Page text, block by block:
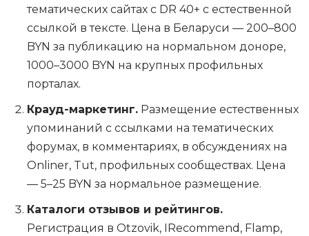
тематических сайтах с DR 40+ с естественной
ссылкой в тексте. Цена в Беларуси — 200–800
BYN за публикацию на нормальном доноре,
1000–3000 BYN на крупных профильных
порталах.
Крауд-маркетинг. Размещение естественных
упоминаний с ссылками на тематических
форумах, в комментариях, в обсуждениях на
Onliner, Tut, профильных сообществах. Цена
— 5–25 BYN за нормальное размещение.
Каталоги отзывов и рейтингов.
Регистрация в Otzovik, IRecommend, Flamp,